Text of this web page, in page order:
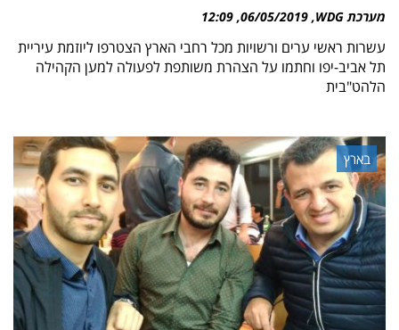
מערכת WDG 06/05/2019
12:09
עשרות ראשי ערים ורשויות מכל רחבי הארץ הצטרפו ליוזמת עיריית
תל אביב-יפו וחתמו על הצהרת משותפת לפעולה למען הקהילה
הלהט"בית
בארץ